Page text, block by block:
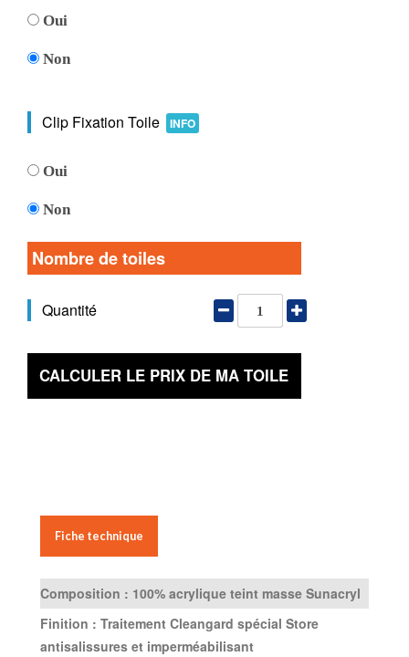
Oui
Non
Clip Fixation Toile INFO
Oui
Non
Nombre de toiles
Quantité
CALCULER LE PRIX DE MA TOILE
Fiche technique
Composition : 100% acrylique teint masse Sunacryl
Finition : Traitement Cleangard spécial Store
antisalissures et imperméabilisant